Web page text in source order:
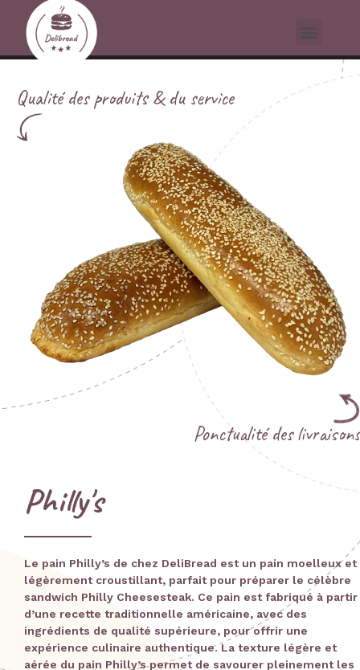
Qualité des produits & du service
Ponctualité des livraisons
Philly's
Le pain Philly’s de chez DeliBread est un pain moelleux et
légèrement croustillant, parfait pour préparer le célèbre
sandwich Philly Cheesesteak. Ce pain est fabriqué à partir
d’une recette traditionnelle américaine, avec des
ingrédients de qualité supérieure, pour offrir une
expérience culinaire authentique. La texture légère et
aérée du pain Philly’s permet de savourer pleinement les